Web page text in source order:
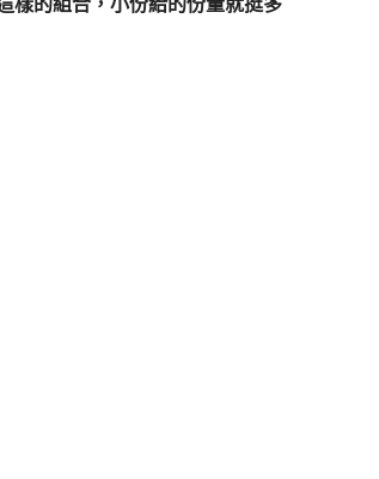
樣的組合，小份給的份量就挺多